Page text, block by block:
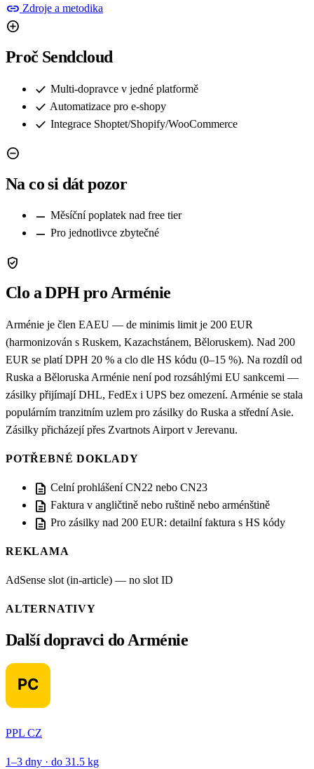
link Zdroje a metodika
add_circle
Proč Sendcloud
check Multi-dopravce v jedné platformě
check Automatizace pro e-shopy
check Integrace Shoptet/Shopify/WooCommerce
remove_circle
Na co si dát pozor
remove Měsíční poplatek nad free tier
remove Pro jednotlivce zbytečné
verified_user
Clo a DPH pro Arménie
Arménie je člen EAEU — de minimis limit je 200 EUR
(harmonizován s Ruskem, Kazachstánem, Běloruskem). Nad 200
EUR se platí DPH 20 % a clo dle HS kódu (0–15 %). Na rozdíl od
Ruska a Běloruska Arménie není pod rozsáhlými EU sankcemi —
zásilky přijímají DHL, FedEx i UPS bez omezení. Arménie se stala
populárním tranzitním uzlem pro zásilky do Ruska a střední Asie.
Zásilky přicházejí přes Zvartnots Airport v Jerevanu.
POTŘEBNÉ DOKLADY
description Celní prohlášení CN22 nebo CN23
description Faktura v angličtině nebo ruštině nebo arménštině
description Pro zásilky nad 200 EUR: detailní faktura s HS kódy
REKLAMA
AdSense slot (in-article) — no slot ID
ALTERNATIVY
Další dopravci do Arménie
PPL CZ
1–3 dny · do 31.5 kg